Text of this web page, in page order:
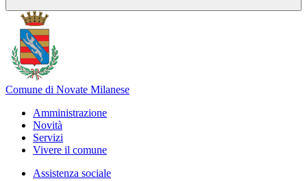
Comune di Novate Milanese
Amministrazione
Novità
Servizi
Vivere il comune
Assistenza sociale